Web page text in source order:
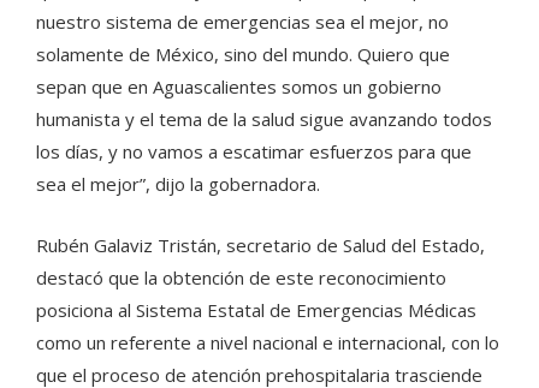
nuestro sistema de emergencias sea el mejor, no
solamente de México, sino del mundo. Quiero que
sepan que en Aguascalientes somos un gobierno
humanista y el tema de la salud sigue avanzando todos
los días, y no vamos a escatimar esfuerzos para que
sea el mejor”, dijo la gobernadora.
Rubén Galaviz Tristán, secretario de Salud del Estado,
destacó que la obtención de este reconocimiento
posiciona al Sistema Estatal de Emergencias Médicas
como un referente a nivel nacional e internacional, con lo
que el proceso de atención prehospitalaria trasciende